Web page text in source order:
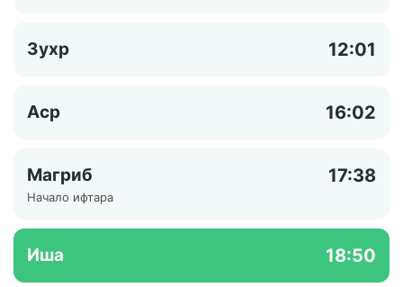
Зухр 12:01
Аср 16:02
Магриб 17:38
Начало ифтара
Иша 18:50